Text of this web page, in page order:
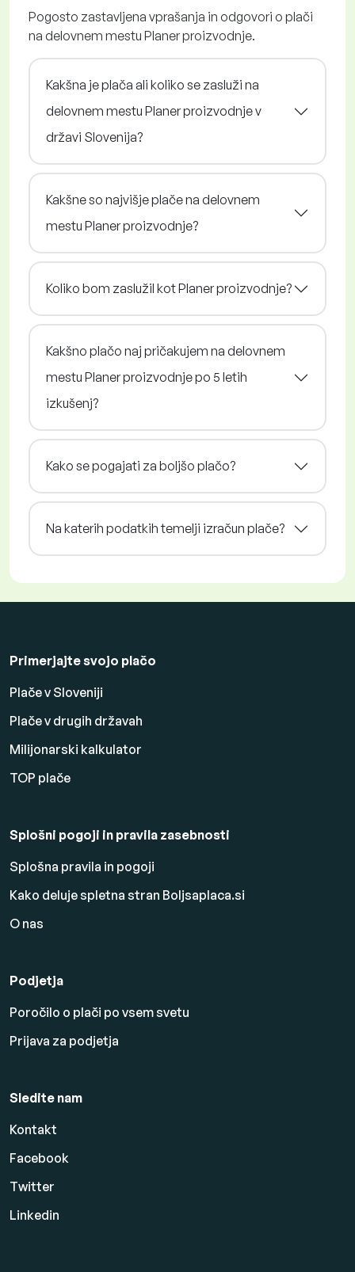
Pogosto zastavljena vprašanja in odgovori o plači
na delovnem mestu Planer proizvodnje.
Kakšna je plača ali koliko se zasluži na
delovnem mestu Planer proizvodnje v
državi Slovenija?
Kakšne so najvišje plače na delovnem
mestu Planer proizvodnje?
Koliko bom zaslužil kot Planer proizvodnje?
Kakšno plačo naj pričakujem na delovnem
mestu Planer proizvodnje po 5 letih
izkušenj?
Kako se pogajati za boljšo plačo?
Na katerih podatkih temelji izračun plače?
Primerjajte svojo plačo
Plače v Sloveniji
Plače v drugih državah
Milijonarski kalkulator
TOP plače
Splošni pogoji in pravila zasebnosti
Splošna pravila in pogoji
Kako deluje spletna stran Boljsaplaca.si
O nas
Podjetja
Poročilo o plači po vsem svetu
Prijava za podjetja
Sledite nam
Kontakt
Facebook
Twitter
Linkedin